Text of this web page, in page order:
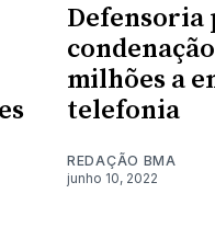
Defensoria
milhões a
telefonia
REDAÇÃO BMA
junho 10, 2022